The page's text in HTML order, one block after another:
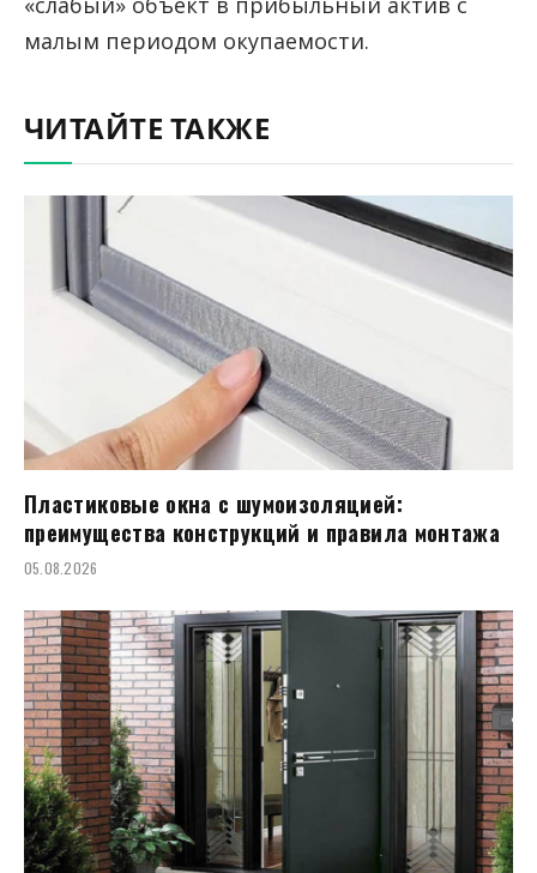
малым периодом окупаемости.
ЧИТАЙТЕ ТАКЖЕ
Пластиковые окна с шумоизоляцией:
преимущества конструкций и правила монтажа
05.08.2026